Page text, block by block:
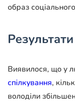
образ
Результати
Виявилося, що у
спілкування,
володіли